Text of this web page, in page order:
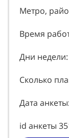
Метро,
Время
Дни
Сколько
Дата
id анкеты